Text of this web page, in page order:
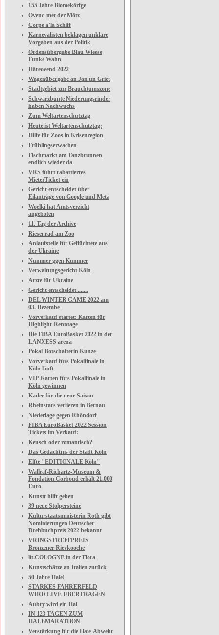
155 Jahre Blomekörfge
Ovend met der Mötz
Corps a`la Schiff
Karnevalisten beklagen unklare
Vorgaben aus der Politik
Ordensübergabe Blau Wiesse
Funke Wahn
Häreovend 2022
Wagenübergabe an Jan un Griet
Stadtgebiet zur Brauchtumszone
Schwarzbunte Niederungsrinder
haben Nachwuchs
Zum Weltartenschutztag
Heute ist Weltartenschutztag:
Hilfe für Zoos in Krisenregion
Frühlingserwachen
Fischmarkt am Tanzbrunnen
endlich wieder da
VRS führt rabattiertes
MieterTicket ein
Gericht entscheidet über
Eilanträge von Google und Meta
Woelki hat Amtsverzicht
angeboten
11. Tag der Archive
Riesenrad am Zoo
Anlaufstelle für Geflüchtete aus
der Ukraine
Nummer ggen Kummer
Verwaltungsgericht Köln
Ärzte für Ukraine
Gericht entscheidet .......
DEL WINTER GAME 2022 am
03. Dezembe
Vorverkauf startet: Karten für
Highlight-Renntage
Die FIBA EuroBasket 2022 in der
LANXESS arena
Pokal-Botschafterin Kunze
Vorverkauf fürs Pokalfinale in
Köln läuft
VIP-Karten fürs Pokalfinale in
Köln gewinnen
Kader für die neue Saison
Rheinstars verlieren in Bernau
Niederlage gegen Rhöndorf
FIBA EuroBasket 2022 Session
Tickets im Verkauf:
Keusch oder romantisch?
Das Gedächtnis der Stadt Köln
Elfte "EDITIONALE Köln"
Wallraf-Richartz-Museum &
Fondation Corboud erhält 21.000
Euro
Kunstt hilft geben
39 neue Stolpersteine
Kulturstaatsministerin Roth gibt
Nominierungen Deutscher
Drehbuchpreis 2022 bekannt
VRINGSTREFFPREIS
Bronzener Rievkooche
lit.COLOGNE in der Flora
Kunstschätze an Italien zurück
50 Jahre Haie!
STARKES FAHRERFELD
WIRD LIVE ÜBERTRAGEN
Aubry wird ein Hai
IN 123 TAGEN ZUM
HALBMARATHON
Verstärkung für die Haie-Abwehr